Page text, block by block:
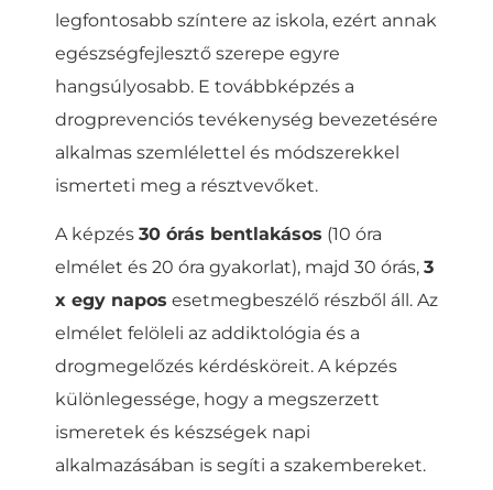
legfontosabb színtere az iskola, ezért annak
egészségfejlesztő szerepe egyre
hangsúlyosabb. E továbbképzés a
drogprevenciós tevékenység bevezetésére
alkalmas szemlélettel és módszerekkel
ismerteti meg a résztvevőket.
A képzés 30 órás bentlakásos (10 óra
elmélet és 20 óra gyakorlat), majd 30 órás, 3
x egy napos esetmegbeszélő részből áll. Az
elmélet felöleli az addiktológia és a
drogmegelőzés kérdésköreit. A képzés
különlegessége, hogy a megszerzett
ismeretek és készségek napi
alkalmazásában is segíti a szakembereket.